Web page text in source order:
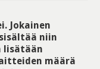
Jokainen
niin
lisätään
määrä